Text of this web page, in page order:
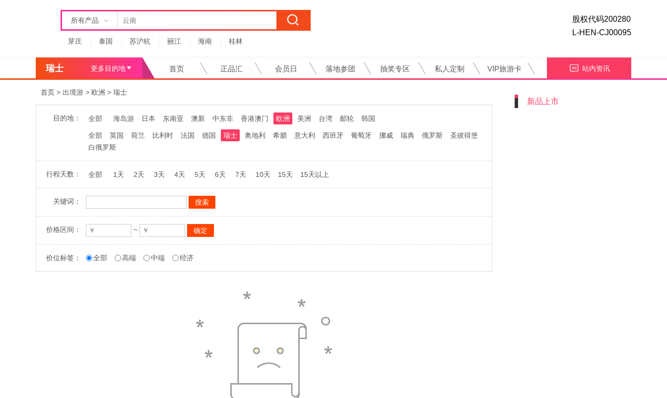
所有产品
芽庄 泰国 苏沪杭 丽江 海南 桂林
股权代码200280
L-HEN-CJ00095
更多目的地
瑞士 首页 正品汇 会员日 落地参团 抽奖专区 私人定制 VIP旅游卡 站内资讯
首页 > 出境游 > 欧洲 > 瑞士
目的地： 全部 海岛游 日本 东南亚 澳新 中东非 香港澳门 欧洲 美洲 台湾 邮轮 韩国
全部 英国 荷兰 比利时 法国 德国 瑞士 奥地利 希腊 意大利 西班牙 葡萄牙 挪威 瑞典 俄罗斯
圣彼得堡
白俄罗斯
行程天数： 全部 1天 2天 3天 4天 5天 6天 7天 10天 15天 15天以上
关键词：
价格区间： ~
价位标签： 全部 高端 中端 经济
新品上市